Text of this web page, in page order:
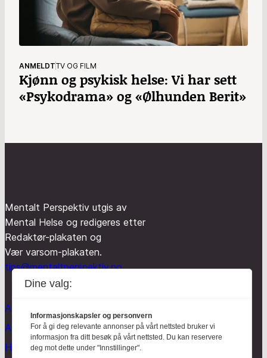
ANMELDTTV OG FILM
Kjønn og psykisk helse: Vi har sett
«Psykodrama» og «Ølhunden Berit»
Mentalt Perspektiv utgis av
Mental Helse og redigeres etter
Redaktør-plakaten og
Vær varsom-plakaten.
tips@mentaltperspektiv.no
Aktuelt
Anmeldt
Hodebry
Dine valg:
Informasjonskapsler og personvern
For å gi deg relevante annonser på vårt nettsted bruker vi
informasjon fra ditt besøk på vårt nettsted. Du kan reservere
deg mot dette under "Innstillinger".